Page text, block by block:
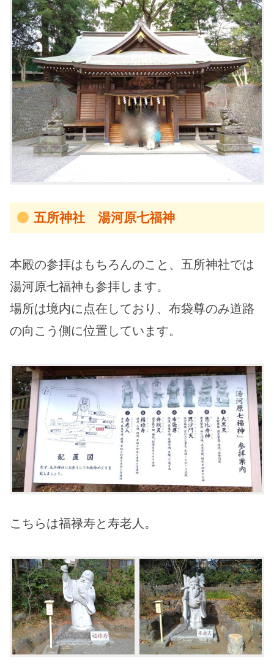
五所神社 湯河原七福神
本殿の参拝はもちろんのこと、五所神社では
湯河原七福神も参拝します。
場所は境内に点在しており、布袋尊のみ道路
の向こう側に位置しています。
こちらは福禄寿と寿老人。